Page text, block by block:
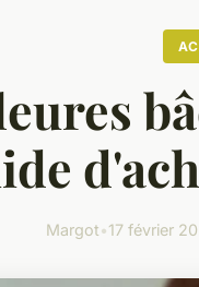
Margot•17 février